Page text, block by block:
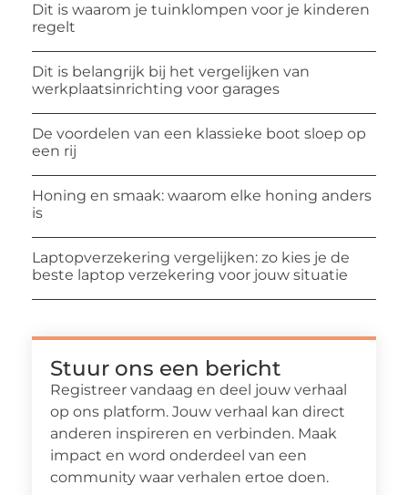
Dit is waarom je tuinklompen voor je kinderen
regelt
Dit is belangrijk bij het vergelijken van
werkplaatsinrichting voor garages
De voordelen van een klassieke boot sloep op
een rij
Honing en smaak: waarom elke honing anders
is
Laptopverzekering vergelijken: zo kies je de
beste laptop verzekering voor jouw situatie
Stuur ons een bericht
Registreer vandaag en deel jouw verhaal
op ons platform. Jouw verhaal kan direct
anderen inspireren en verbinden. Maak
impact en word onderdeel van een
community waar verhalen ertoe doen.